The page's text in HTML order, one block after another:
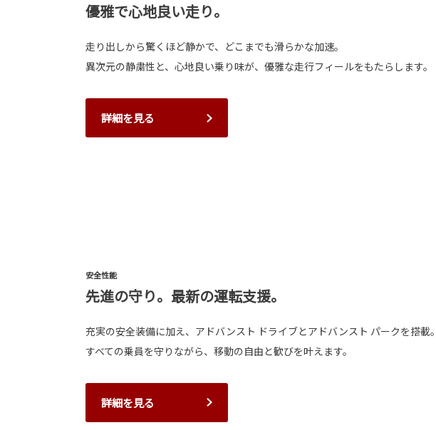
優雅で心地良い走り。
走り出しから驚くほど静かで、どこまでも滑らかな加速。
異次元の静粛性と、心地良い乗り味が、優雅な走行フィールをもたらします。
詳細を見る
安全性能
先進の守り。最新の運転支援。
充実の安全装備に加え、アドバンスト ドライブとアドバンスト パークを搭載。
すべての乗員を守りながら、移動の自由と歓びを叶えます。
詳細を見る